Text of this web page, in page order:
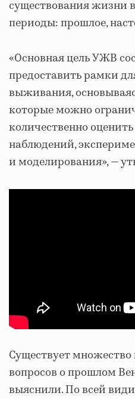
существования жизни
периоды: прошлое,
«Основная цель УЖВ
предоставить рамки
выживания,
которые можно
количественно
наблюдений,
и моделирования», —
Существует
вопросов о прошлом
выяснили. По всей